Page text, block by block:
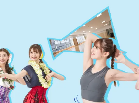
続ける楽しさ」応援します！